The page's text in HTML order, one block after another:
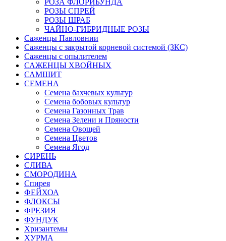
РОЗА ФЛОРИБУНДА
РОЗЫ СПРЕЙ
РОЗЫ ШРАБ
ЧАЙНО-ГИБРИДНЫЕ РОЗЫ
Саженцы Павловнии
Саженцы с закрытой корневой системой (ЗКС)
Саженцы с опылителем
САЖЕНЦЫ ХВОЙНЫХ
САМШИТ
СЕМЕНА
Семена бахчевых культур
Семена бобовых культур
Семена Газонных Трав
Семена Зелени и Пряности
Семена Овощей
Семена Цветов
Семена Ягод
СИРЕНЬ
СЛИВА
СМОРОДИНА
Спирея
ФЕЙХОА
ФЛОКСЫ
ФРЕЗИЯ
ФУНДУК
Хризантемы
ХУРМА